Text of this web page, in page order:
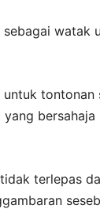
watak
tontonan
terlepas